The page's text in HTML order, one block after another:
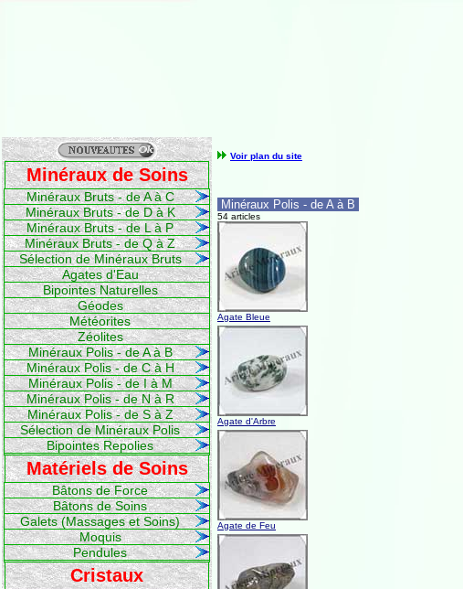
Minéraux de Soins
Minéraux Bruts - de A à C
Minéraux Bruts - de D à K
Minéraux Bruts - de L à P
Minéraux Bruts - de Q à Z
Sélection de Minéraux Bruts
Agates d'Eau
Bipointes Naturelles
Géodes
Météorites
Zéolites
Minéraux Polis - de A à B
Minéraux Polis - de C à H
Minéraux Polis - de I à M
Minéraux Polis - de N à R
Minéraux Polis - de S à Z
Sélection de Minéraux Polis
Bipointes Repolies
Matériels de Soins
Bâtons de Force
Bâtons de Soins
Galets (Massages et Soins)
Moquis
Pendules
Cristaux
Voir plan du site
Minéraux Polis - de A à B
54 articles
Agate Bleue
Agate d'Arbre
Agate de Feu